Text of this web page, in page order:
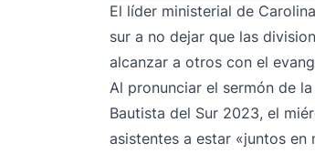
El líder ministerial de
sur a no dejar que las
alcanzar a otros con el
Al pronunciar el sermón de
Bautista del Sur 2023, el
asistentes a estar «juntos en